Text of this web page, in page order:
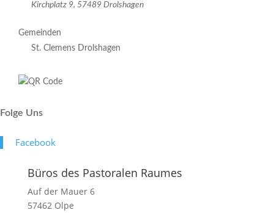
Kirchplatz 9, 57489 Drolshagen
Gemeinden
St. Clemens Drolshagen
Folge Uns
Face­book
Büros des Pastoralen Raumes
Auf der Mauer 6
57462 Olpe